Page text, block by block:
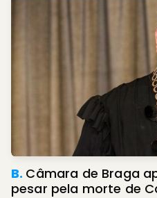
B. Câmara de Braga
pesar pela morte de